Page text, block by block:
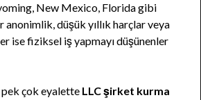
New Mexico, Florida gibi
düşük yıllık harçlar veya
ise fiziksel iş yapmayı düşünenler
pek çok eyalette LLC şirket kurma